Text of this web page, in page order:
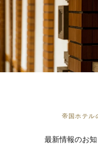
帝国ホテル
最新情報のお知